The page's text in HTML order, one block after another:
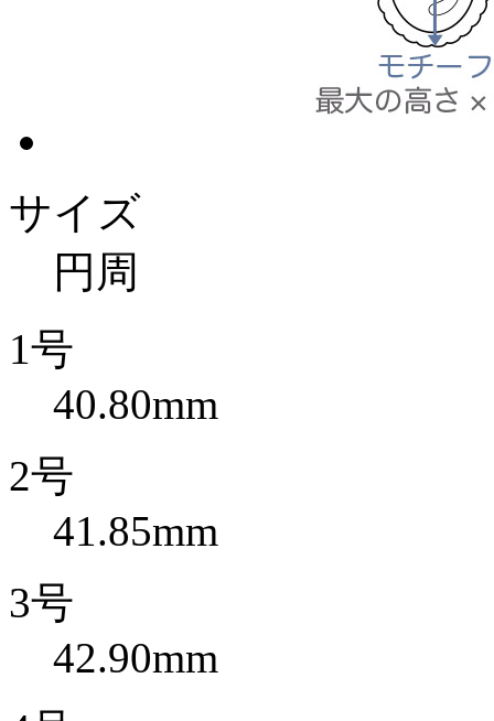
サイズ
円周
1号
40.80mm
2号
41.85mm
3号
42.90mm